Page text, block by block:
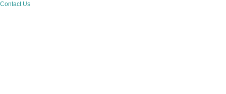
Contact Us